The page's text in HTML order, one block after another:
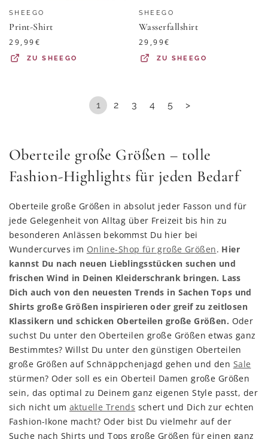
SHEEGO
Print-Shirt
29,99€
ZUSHEEGO
SHEEGO
Wasserfallshirt
29,99€
ZU SHEEGO
1 2 3 4 5 >
Oberteile große Größen – tolle
Fashion-Highlights für jeden Bedarf
Oberteile große Größen in absolut jeder Fasson und für
jede Gelegenheit von Alltag über Freizeit bis hin zu
besonderen Anlässen bekommst Du hier bei
Wundercurves im Online-Shop für große Größen. Hier
kannst Du nach neuen Lieblingsstücken suchen und
frischen Wind in Deinen Kleiderschrank bringen. Lass
Dich auch von den neuesten Trends in Sachen Tops und
Shirts große Größen inspirieren oder greif zu zeitlosen
Klassikern und schicken Oberteilen große Größen. Oder
suchst Du unter den Oberteilen große Größen etwas ganz
Bestimmtes? Willst Du unter den günstigen Oberteilen
große Größen auf Schnäppchenjagd gehen und den Sale
stürmen? Oder soll es ein Oberteil Damen große Größen
sein, das optimal zu Deinem ganz eigenen Style passt, der
sich nicht um aktuelle Trends schert und Dich zur echten
Fashion-Ikone macht? Oder bist Du vielmehr auf der
Suche nach Shirts und Tops große Größen für einen ganz